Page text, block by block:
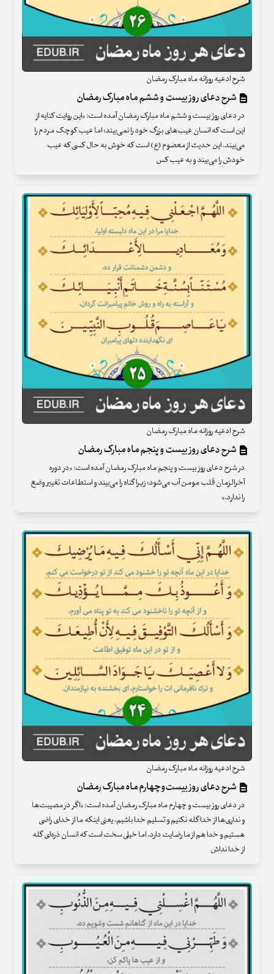
شرح ادعیه روزانه ماه مبارک رمضان
شرح دعای روز بیست و ششم ماه مبارک رمضان
در دعای روز بیست و ششم ماه مبارک رمضان آمده است: «این روایت کنایه از
این است که انسان عیب‌های بزرگ خود را نمی‌بیند؛ اما عیب کوچک مردم را
می‌بیند. این حدیث از معصوم (ع) است که خوش به حال کسی که عیب
خودش را می‌بیند و به عیب کس
شرح ادعیه روزانه ماه مبارک رمضان
شرح دعای روز بیست‌ و پنجم ماه مبارک رمضان
در شرح دعای روز بیست و پنجم ماه مبارک رمضان آمده است: «در دوره
آخرالزمان قلب مومن آب می‌شود؛ زیرا گناه را می‌بیند و استطاعات تغییر وضع
را ندارد.»
شرح ادعیه روزانه ماه مبارک رمضان
شرح دعای روز بیست‌وچهارم ماه مبارک رمضان
در دعای روز بیست و چهارم ماه مبارک رمضان آمده است: «اگر در مصیبت‌ها
و نداری‌ها از خدا گله نکنیم و تسلیم خدا باشیم، یعنی اینکه ما از خدای راضی
هستیم و خدا هم از ما رضایت دارد. اما خیلی سخت است که انسان ذره‌ای گله‌
از خدا نداش